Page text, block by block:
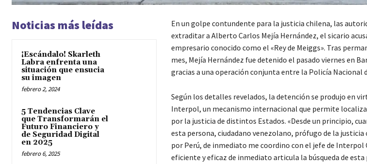
Noticias más leídas
¡Escándalo! Skarleth
Labra enfrenta una
situación que ensucia
su imagen
febrero 2, 2024
5 Tendencias Clave
que Transformarán el
Futuro Financiero y
de Seguridad Digital
en 2025
febrero 6, 2025
En un golpe contundente para la justicia chilena, las
extraditar a Alberto Carlos Mejía Hernández, el sicario
empresario conocido como el «Rey de Meiggs». Tras
mes, Mejía Hernández fue detenido el pasado viernes en
gracias a una operación conjunta entre la Policía Nacional
Según los detalles revelados, la detención se produjo en
Interpol, un mecanismo internacional que permite
por la justicia de distintos Estados. «Desde un principio,
esta persona, ciudadano venezolano, prófugo de la
por Perú, de inmediato me coordino con el jefe de
eficiente y eficaz de inmediato articula la búsqueda de